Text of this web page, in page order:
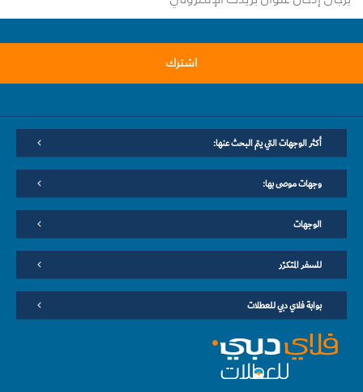
اشترك
أكثر الوجهات التي يتم البحث عنها:
وجهات موصى بها:
الوجهات
للسفر المتكرّر
بوابة فلاي دبي للعطلات